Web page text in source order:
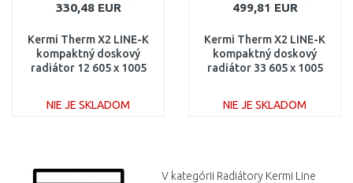
330,48 EUR
Kermi Therm X2 LINE-K
kompaktný doskový
radiátor 12 605 x 1005
NIE JE SKLADOM
Porovnať
499,81 EUR
Kermi Therm X2 LINE-K
kompaktný doskový
radiátor 33 605 x 1005
NIE JE SKLADOM
V kategórii Radiátory Kermi Line